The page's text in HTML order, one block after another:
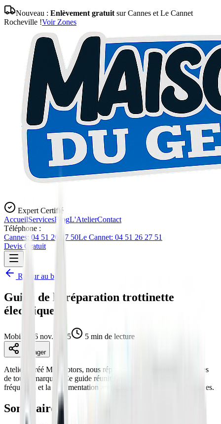
Nouveau : Enlèvement gratuit sur Cannes et Le Cannet
Rocheville !Voir Zones
Expert Certifié
AccueilServicesBlogL'AtelierContact
Téléphone :
Cannes: 04 51 26 27 50Le Cannet: 04 51 26 27 51
Devis Gratuit
Retour au blog
Guide de la réparation trottinette
électrique
Mobilité 16 nov. 2025 5 min de lecture
Partager
Atelier agréé Minimotors, nous réparons les trottinettes électriques
de toutes marques. Ce guide réunit l'entretien courant, les pannes
fréquentes et la réglementation applicable dans les Alpes-Maritimes.
Sommaire